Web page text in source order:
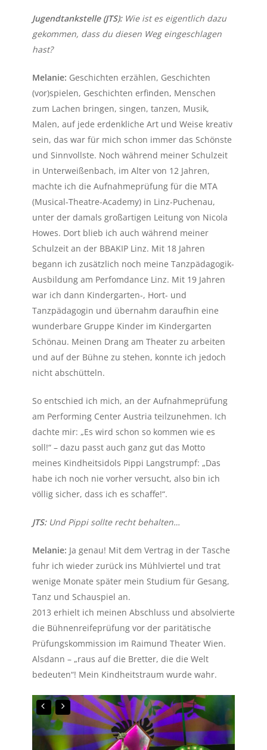
Jugendtankstelle (JTS):Wie ist es eigentlich dazu
gekommen, dass du diesen Weg eingeschlagen
hast?
Melanie: Geschichten erzählen, Geschichten
(vor)spielen, Geschichten erfinden, Menschen
zum Lachen bringen, singen, tanzen, Musik,
Malen, auf jede erdenkliche Art und Weise kreativ
sein, das war für mich schon immer das Schönste
und Sinnvollste. Noch während meiner Schulzeit
in Unterweißenbach, im Alter von 12 Jahren,
machte ich die Aufnahmeprüfung für die MTA
(Musical-Theatre-Academy) in Linz-Puchenau,
unter der damals großartigen Leitung von Nicola
Howes. Dort blieb ich auch während meiner
Schulzeit an der BBAKIP Linz. Mit 18 Jahren
begann ich zusätzlich noch meine Tanzpädagogik-
Ausbildung am Perfomdance Linz. Mit 19 Jahren
war ich dann Kindergarten-, Hort- und
Tanzpädagogin und übernahm daraufhin eine
wunderbare Gruppe Kinder im Kindergarten
Schönau. Meinen Drang am Theater zu arbeiten
und auf der Bühne zu stehen, konnte ich jedoch
nicht abschütteln.
So entschied ich mich, an der Aufnahmeprüfung
am Performing Center Austria teilzunehmen. Ich
dachte mir: „Es wird schon so kommen wie es
soll!“ – dazu passt auch ganz gut das Motto
meines Kindheitsidols Pippi Langstrumpf: „Das
habe ich noch nie vorher versucht, also bin ich
völlig sicher, dass ich es schaffe!“.
JTS:Und Pippi sollte recht behalten…
Melanie: Ja genau! Mit dem Vertrag in der Tasche
fuhr ich wieder zurück ins Mühlviertel und trat
wenige Monate später mein Studium für Gesang,
Tanz und Schauspiel an.
2013 erhielt ich meinen Abschluss und absolvierte
die Bühnenreifeprüfung vor der paritätische
Prüfungskommission im Raimund Theater Wien.
Alsdann – „raus auf die Bretter, die die Welt
bedeuten“! Mein Kindheitstraum wurde wahr.